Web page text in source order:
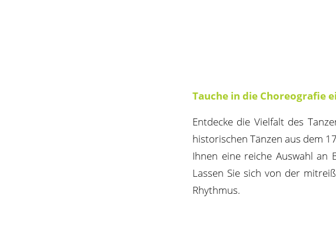
Tauche in die Choreografie
Entdecke die Vielfalt des
historischen Tänzen aus dem
Ihnen eine reiche Auswahl an
Lassen Sie sich von der
Rhythmus.